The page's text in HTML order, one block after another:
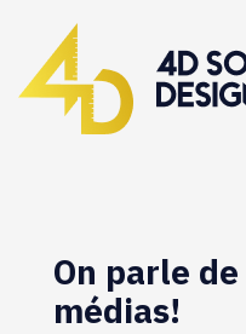
On parle
médias!